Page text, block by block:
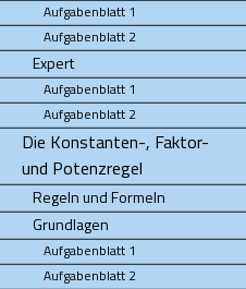
Aufgabenblatt 1
Aufgabenblatt 2
Expert
Aufgabenblatt 1
Aufgabenblatt 2
Die Konstanten-, Faktor-
und Potenzregel
Regeln und Formeln
Grundlagen
Aufgabenblatt 1
Aufgabenblatt 2